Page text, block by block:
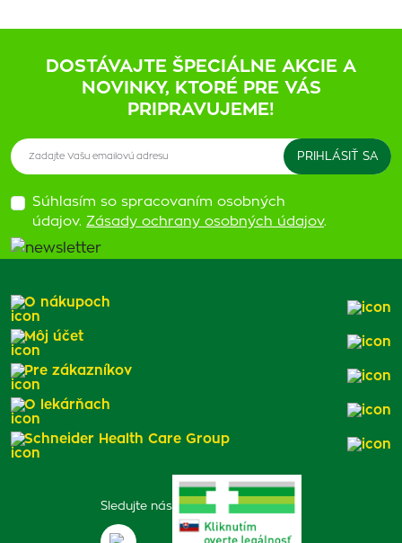
DOSTÁVAJTE ŠPECIÁLNE AKCIE A
NOVINKY, KTORÉ PRE VÁS
PRIPRAVUJEME!
Súhlasím so spracovaním osobných
údajov. Zásady ochrany osobných údajov.
Sledujte nás
O nákupoch
Môj účet
Pre zákazníkov
O lekárňach
Schneider Health Care Group